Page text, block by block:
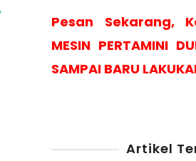
Pesan Sekarang,
MESIN PERTAMINI
SAMPAI BARU
Artikel